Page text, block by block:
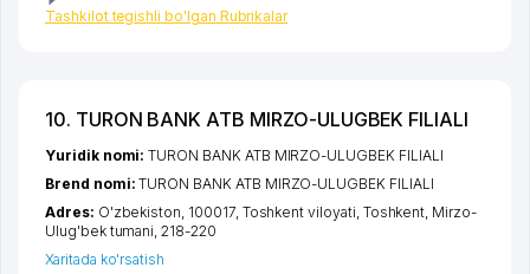
Tashkilot tegishli bo'lgan Rubrikalar
10. TURON BANK ATB MIRZO-ULUGBEK FILIALI
Yuridik nomi:TURON BANK ATB MIRZO-ULUGBEK FILIALI
Brend nomi:TURON BANK ATB MIRZO-ULUGBEK FILIALI
Adres: O'zbekiston, 100017, Toshkent viloyati Toshkent Mirzo-
Ulug'bek tumani , 218-220
Xaritada ko'rsatish